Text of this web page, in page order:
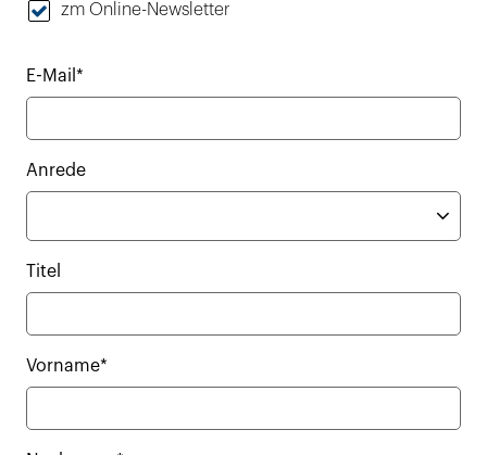
zm Online-Newsletter
E-Mail*
Anrede
Titel
Vorname*